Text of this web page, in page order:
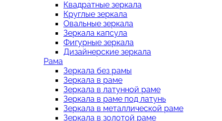
Квадратные зеркала
Круглые зеркала
Овальные зеркала
Зеркала капсула
Фигурные зеркала
Дизайнерские зеркала
Рама
Зеркала без рамы
Зеркала в раме
Зеркала в латунной раме
Зеркала в раме под латунь
Зеркала в металлической раме
Зеркала в золотой раме